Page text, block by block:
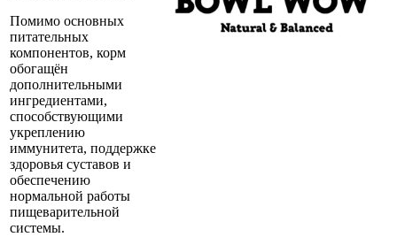
Помимо основных
питательных
компонентов, корм
обогащён
дополнительными
ингредиентами,
способствующими
укреплению
иммунитета, поддержке
здоровья суставов и
обеспечению
нормальной работы
пищеварительной
системы.